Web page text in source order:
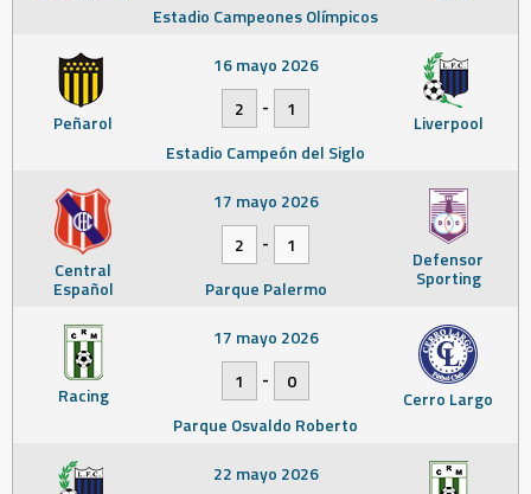
Estadio Campeones Olímpicos
Peñarol Liverpool
16 mayo 2026
2
-
1
Estadio Campeón del Siglo
Central
Español
Defensor
Sporting
17 mayo 2026
2
-
1
Parque Palermo
Racing Cerro Largo
17 mayo 2026
1
-
0
Parque Osvaldo Roberto
22 mayo 2026